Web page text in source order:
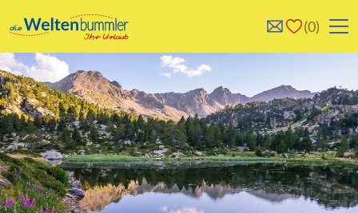
0
0Reise/n auf deiner
Merkliste
Keine Reisen auf der
Merkliste